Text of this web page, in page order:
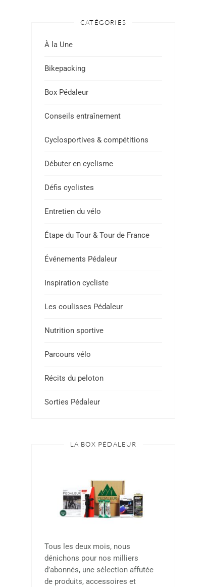
CATÉGORIES
À la Une
Bikepacking
Box Pédaleur
Conseils entraînement
Cyclosportives & compétitions
Débuter en cyclisme
Défis cyclistes
Entretien du vélo
Étape du Tour & Tour de France
Événements Pédaleur
Inspiration cycliste
Les coulisses Pédaleur
Nutrition sportive
Parcours vélo
Récits du peloton
Sorties Pédaleur
LA BOX PÉDALEUR
Tous les deux mois, nous
dénichons pour nos milliers
d’abonnés, une sélection affutée
de produits, accessoires et